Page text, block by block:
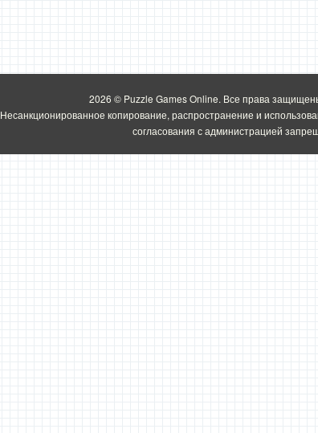
2026 © Puzzle Games Online. Все права
Несанкционированное копирование, распространение и
согласования с администрацией